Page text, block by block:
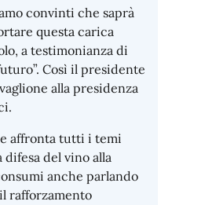
convinti che saprà
questa carica
a testimonianza di
Così il presidente
alla presidenza
affronta tutti i temi
del vino alla
anche parlando
rafforzamento